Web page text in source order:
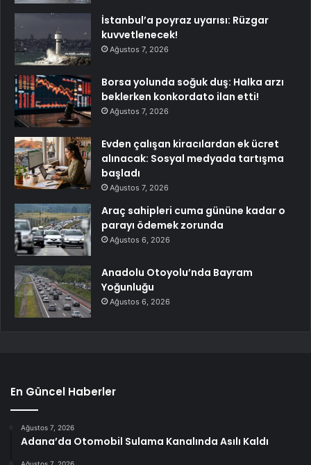
İstanbul’a poyraz uyarısı: Rüzgar
kuvvetlenecek!
Ağustos 7, 2026
Borsa yolunda soğuk duş: Halka arzı
beklerken konkordato ilan etti!
Ağustos 7, 2026
Evden çalışan kiracılardan ek ücret
alınacak: Sosyal medyada tartışma
başladı
Ağustos 7, 2026
Araç sahipleri cuma gününe kadar o
parayı ödemek zorunda
Ağustos 6, 2026
Anadolu Otoyolu’nda Bayram
Yoğunluğu
Ağustos 6, 2026
En Güncel Haberler
Ağustos 7, 2026
Adana’da Otomobil Sulama Kanalında Asılı Kaldı